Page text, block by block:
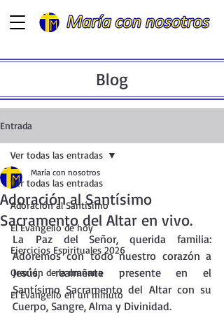
Blog
Entrada
Ver todas las entradas
Adoración al Santísimo
El Evangelio de hoy
Ejercicios Espirituales 2026
Oración de la mañana
El Evangelio en un minuto
Ver todas las entradas
Adoración al Santísimo
Sacramento del Altar en vivo.
María con nosotros
La Paz del Señor, querida familia:
Adoremos con todo nuestro corazón a
Jesús, realmente presente en el
Santísimo Sacramento del Altar con su
Cuerpo, Sangre, Alma y Divinidad.